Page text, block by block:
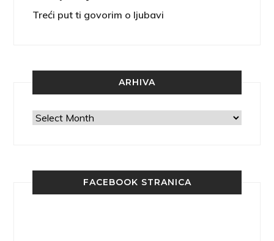
Treći put ti govorim o ljubavi
ARHIVA
Arhiva
FACEBOOK STRANICA